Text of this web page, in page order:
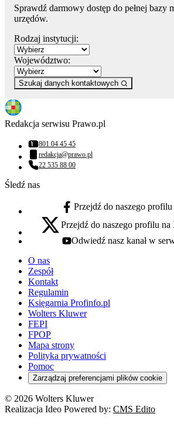
Sprawdź darmowy dostęp do pełnej bazy
urzędów.
Rodzaj instytucji:
Województwo:
Szukaj danych kontaktowych
Redakcja serwisu Prawo.pl
Numer telefonu:
801 04 45 45
Adres email:
redakcja@prawo.pl
Numer telefonu:
22 535 88 00
Śledź nas
facebook - otwiera się w nowej karcie
Przejdź do naszego
x - otwiera się w nowej karcie
Przejdź do naszego profilu
youtube - otwiera się w nowej karcie
Odwiedź nasz kanał w
O nas
Zespół
Kontakt
Regulamin
Księgarnia Profinfo.pl
Wolters Kluwer
FEPI
FPOP
Mapa strony
Polityka prywatności
Pomoc
Zarządzaj preferencjami plików cookie
© 2026 Wolters Kluwer
Realizacja Ideo Powered by: CMS Edito